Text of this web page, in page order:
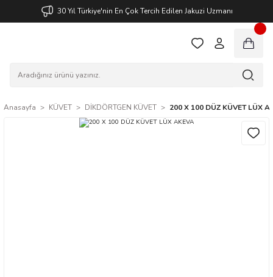
30 Yıl Türkiye'nin En Çok Tercih Edilen Jakuzi Uzmanı
Anasayfa KÜVET DİKDÖRTGEN KÜVET 200 X 100 DÜZ KÜVET LÜX